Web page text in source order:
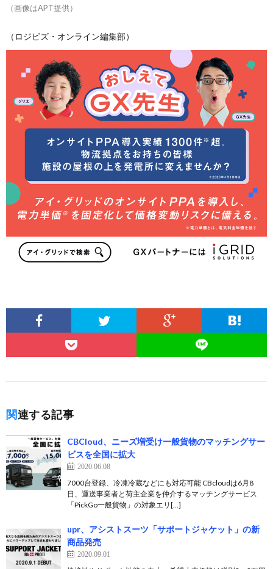
（画像はAPT提供）
（ロジビズ・オンライン編集部）
関連する記事
CBCloud、ニーズ増受け一般貨物のマッチングサー
ビスを全国に拡大
2020.06.08
7000台登録、冷凍冷蔵などにも対応可能 CBcloudは6月8
日、運送事業者と荷主企業を仲介するマッチングサービス
「PickGo一般貨物」の対象エリ[…]
upr、アシストスーツ「サポートジャケット」の新
商品発売
2020.09.01